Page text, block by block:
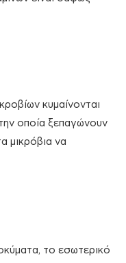
κυμαίνονται
οποία ξεπαγώνουν
μικρόβια να
το εσωτερικό